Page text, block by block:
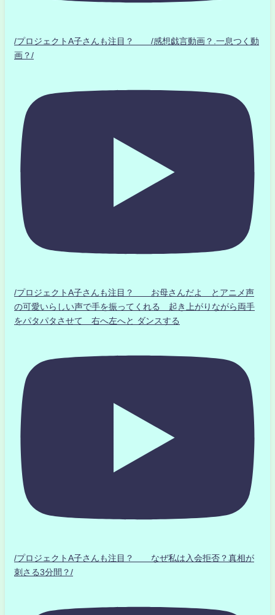
/プロジェクトA子さんも注目？ /感想戯言動画？.一息つく動
画？/
/プロジェクトA子さんも注目？ お母さんだよ とアニメ声
の可愛いらしい声で手を振ってくれる 起き上がりながら両手
をパタパタさせて 右へ左へと ダンスする
/プロジェクトA子さんも注目？ なぜ私は入会拒否？真相が
刺さる3分間？/